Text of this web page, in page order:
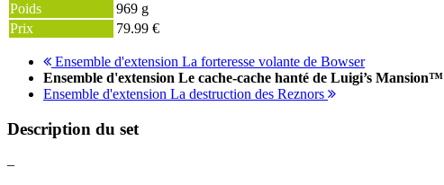
Poids
969 g
Prix
79.99 €
Ensemble d'extension La forteresse volante de Bowser
Ensemble d'extension Le cache-cache hanté de Luigi’s Mansion™
Ensemble d'extension La destruction des Reznors
Description du set
–